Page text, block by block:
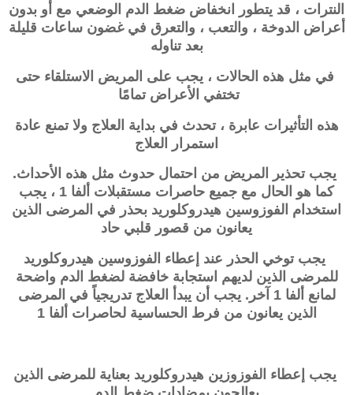
النترات ، قد يتطور انخفاض ضغط الدم الوضعي مع أو بدون
أعراض الدوخة ، والتعب ، والتعرق في غضون ساعات قليلة
بعد تناوله
في مثل هذه الحالات ، يجب على المريض الاستلقاء حتى
تختفي الأعراض تمامًا
هذه التأثيرات عابرة ، تحدث في بداية العلاج ولا تمنع عادة
استمرار العلاج
يجب تحذير المريض من احتمال حدوث مثل هذه الأحداث.
كما هو الحال مع جميع حاصرات مستقبلات ألفا 1 ، يجب
استخدام الفوزوسين هيدروكلوريد بحذر في المرضى الذين
يعانون من قصور قلبي حاد
يجب توخي الحذر عند إعطاء الفوزوسين هيدروكلوريد
للمرضى الذين لديهم استجابة خافضة لضغط الدم واضحة
لمانع ألفا 1 آخر. يجب أن يبدأ العلاج تدريجياً في المرضى
الذين يعانون من فرط الحساسية لحاصرات ألفا 1
يجب إعطاء الفوزوزين هيدروكلوريد بعناية للمرضى الذين